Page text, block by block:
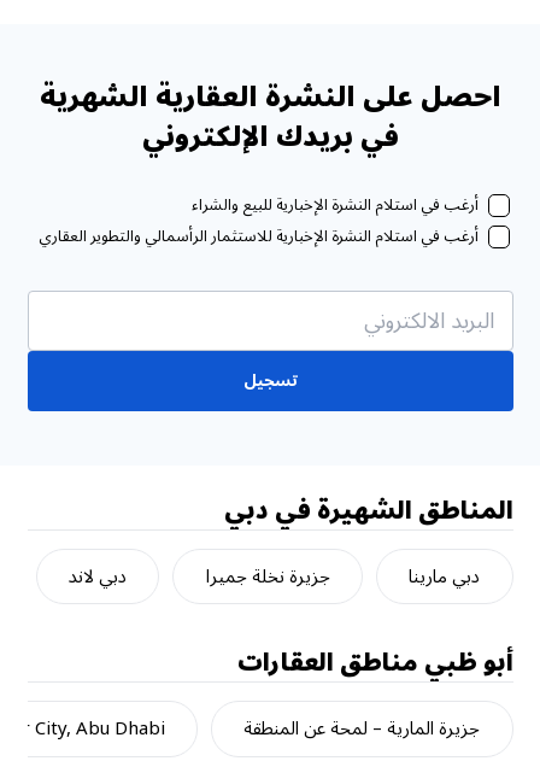
احصل على النشرة العقارية الشهرية
في بريدك الإلكتروني
أرغب في استلام النشرة الإخبارية للبيع والشراء
أرغب في استلام النشرة الإخبارية للاستثمار الرأسمالي والتطوير العقاري
تسجيل
المناطق الشهيرة في دبي
دبي مارينا جزيرة نخلة جميرا دبي لاند
أبو ظبيمناطق العقارات
جزيرة المارية – لمحة عن المنطقة City, Abu Dhabi